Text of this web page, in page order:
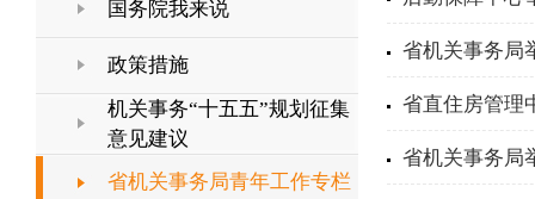
国务院我来说
政策措施
机关事务“十五五”规划征集
意见建议
省机关事务局青年工作专栏
省机关事务局
省直住房管理
省机关事务局